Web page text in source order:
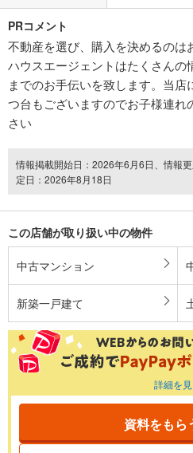
PRコメント
不動産を選び、購入を決めるの
ハウスエージェントはたくさんの
までのお手伝いを致します。当
つ台もございますのでお子様連
さい
情報掲載開始日：2026年6月6日、情報
定日：2026年8月18日
この店舗が取り扱い中の物件
中古マンション
新築一戸建て
詳細を
資料をもら